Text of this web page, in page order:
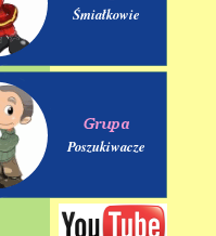
Śmiałkowie
Poszukiwacze